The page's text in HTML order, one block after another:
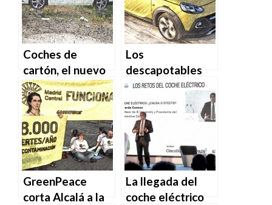
Coches de
cartón, el nuevo
método en
Turquía para
controlar la
velocidad
Los
descapotables
más baratos del
mercado
GreenPeace
corta Alcalá a la
La llegada del
coche eléctrico